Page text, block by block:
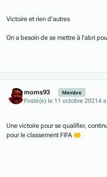
Victoire et rien d'autres
On a besoin de se mettre à l'abri
moms93 Membre
Posté(e) le 11 octobre 20214 a
Une victoire pour se qualifier,
pour le classement FIFA 🤲